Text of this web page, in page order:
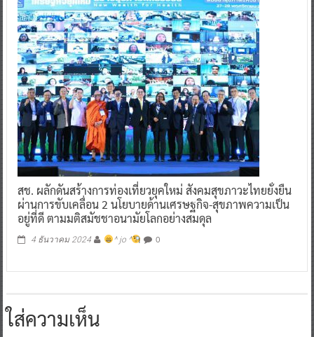
สช. ผลักดันสร้างการท่องเที่ยวยุคใหม่ สังคมสุขภาวะไทยยั่งยืน
ผ่านการขับเคลื่อน 2 นโยบายด้านเศรษฐกิจ-สุขภาพความเป็น
อยู่ที่ดี ตามมติสมัชชาอนามัยโลกอย่างสมดุล
4 ธันวาคม 2024 ^ jo ^ 0
ใส่ความเห็น